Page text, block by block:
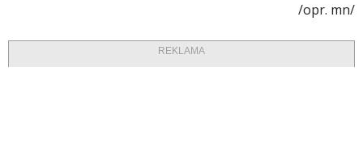
/opr. mn/
REKLAMA